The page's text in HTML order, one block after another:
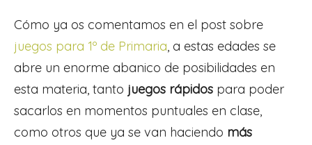
Cómo ya os comentamos en el post sobre
juegos para 1º de Primaria, a estas edades se
abre un enorme abanico de posibilidades en
esta materia, tanto juegos rápidos para poder
sacarlos en momentos puntuales en clase,
como otros que ya se van haciendo más